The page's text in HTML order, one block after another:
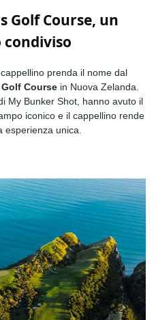
Golf Course, un
prenda il nome dal
Coursein Nuova Zelanda.
My Bunker Shot, hanno avuto il
iconico e il cappellino rende
esperienza unica.